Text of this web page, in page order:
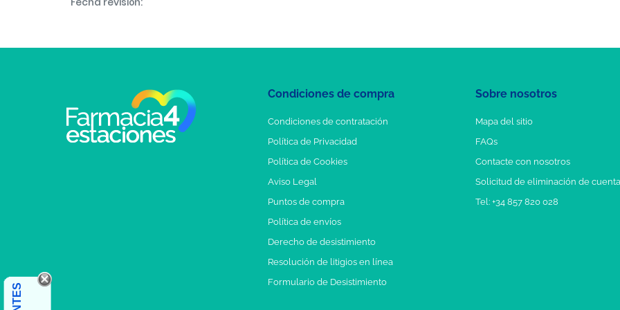
Condiciones de compra
Condiciones de contratación
Política de Privacidad
Política de Cookies
Aviso Legal
Puntos de compra
Política de envíos
Derecho de desistimiento
Resolución de litigios en línea
Formulario de Desistimiento
Sobre nosotros
Mapa del sitio
FAQs
Contacte con nosotros
Solicitud de eliminación de cuenta
Tel: +34 857 820 028